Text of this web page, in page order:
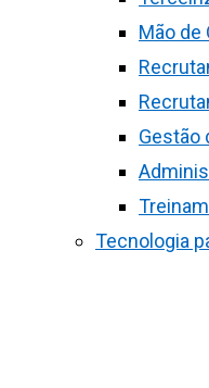
Mão de
Gestão
Tecnologia